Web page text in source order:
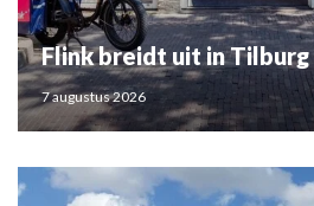
Flink breidt uit in Tilburg
7 augustus 2026